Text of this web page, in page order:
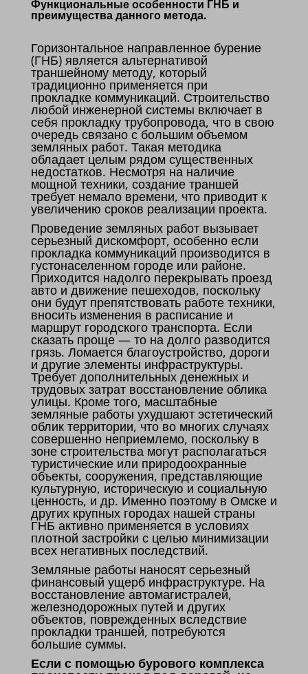
Функциональные особенности ГНБ и
преимущества данного метода.
Горизонтальное направленное бурение
(ГНБ) является альтернативой
траншейному методу, который
традиционно применяется при
прокладке коммуникаций. Строительство
любой инженерной системы включает в
себя прокладку трубопровода, что в свою
очередь связано с большим объемом
земляных работ. Такая методика
обладает целым рядом существенных
недостатков. Несмотря на наличие
мощной техники, создание траншей
требует немало времени, что приводит к
увеличению сроков реализации проекта.
Проведение земляных работ вызывает
серьезный дискомфорт, особенно если
прокладка коммуникаций производится в
густонаселенном городе или районе.
Приходится надолго перекрывать проезд
авто и движение пешеходов, поскольку
они будут препятствовать работе техники,
вносить изменения в расписание и
маршрут городского транспорта. Если
сказать проще — то на долго разводится
грязь. Ломается благоустройство, дороги
и другие элементы инфраструктуры.
Требует дополнительных денежных и
трудовых затрат восстановление облика
улицы. Кроме того, масштабные
земляные работы ухудшают эстетический
облик территории, что во многих случаях
совершенно неприемлемо, поскольку в
зоне строительства могут располагаться
туристические или природоохранные
объекты, сооружения, представляющие
культурную, историческую и социальную
ценность, и др. Именно поэтому в Омске и
других крупных городах нашей страны
ГНБ активно применяется в условиях
плотной застройки с целью минимизации
всех негативных последствий.
Земляные работы наносят серьезный
финансовый ущерб инфраструктуре. На
восстановление автомагистралей,
железнодорожных путей и других
объектов, поврежденных вследствие
прокладки траншей, потребуются
большие суммы.
Если с помощью бурового комплекса